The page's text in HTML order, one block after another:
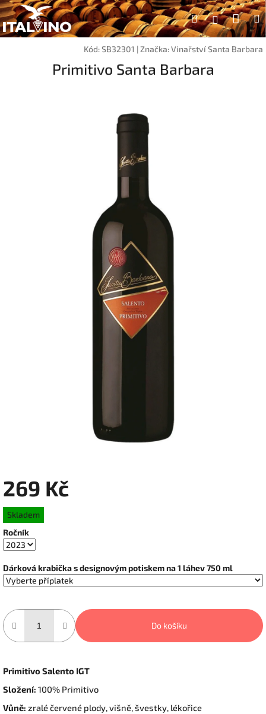
Přejít
na
obsah
Hledat
Kód:SB32301 |Značka:Vinařství Santa Barbara
Primitivo Santa Barbara
269 Kč
Měrná
cena:
Skladem
Ročník
Dárková krabička s designovým potiskem na 1 láhev 750 ml
Do košíku
Primitivo Salento IGT
Složení: 100% Primitivo
Vůně: zralé červené plody, višně, švestky, lékořice